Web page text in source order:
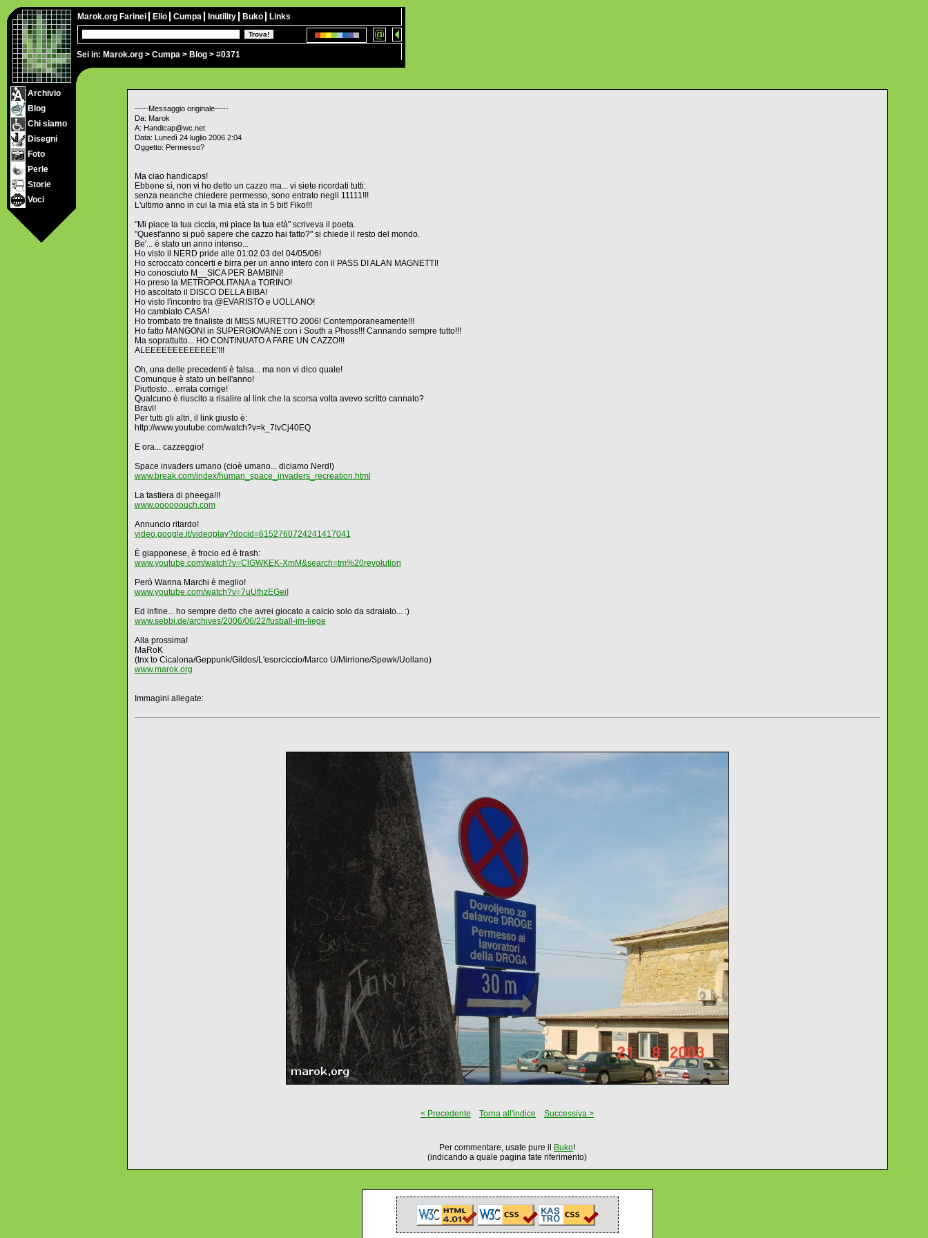
Sei in: Marok.org > Cumpa > Blog > #0371
Marok.org Farinei Elio Cumpa Inutility Buko Links
Archivio
Blog
Chi siamo
Disegni
Foto
Perle
Storie
Voci
-----Messaggio originale-----
Da: Marok
A: Handicap@wc.net
Data: Lunedì 24 luglio 2006 2:04
Oggetto: Permesso?
Ma ciao handicaps!
Ebbene sì, non vi ho detto un cazzo ma... vi siete ricordati tutti:
senza neanche chiedere permesso, sono entrato negli 11111!!!
L'ultimo anno in cui la mia età sta in 5 bit! Fiko!!!
"Mi piace la tua ciccia, mi piace la tua età" scriveva il poeta.
"Quest'anno si può sapere che cazzo hai fatto?" si chiede il resto del mondo.
Be'... è stato un anno intenso...
Ho visto il NERD pride alle 01:02.03 del 04/05/06!
Ho scroccato concerti e birra per un anno intero con il PASS DI ALAN MAGNETTI!
Ho conosciuto M__SICA PER BAMBINI!
Ho preso la METROPOLITANA a TORINO!
Ho ascoltato il DISCO DELLA BIBA!
Ho visto l'incontro tra @EVARISTO e UOLLANO!
Ho cambiato CASA!
Ho trombato tre finaliste di MISS MURETTO 2006! Contemporaneamente!!!
Ho fatto MANGONI in SUPERGIOVANE con i South a Phoss!!! Cannando sempre tutto!!!
Ma soprattutto... HO CONTINUATO A FARE UN CAZZO!!!
ALEEEEEEEEEEEEE'!!!
Oh, una delle precedenti è falsa... ma non vi dico quale!
Comunque è stato un bell'anno!
Piuttosto... errata corrige!
Qualcuno è riuscito a risalire al link che la scorsa volta avevo scritto cannato?
Bravi!
Per tutti gli altri, il link giusto è:
http://www.youtube.com/watch?v=k_7tvCj40EQ
E ora... cazzeggio!
Space invaders umano (cioè umano... diciamo Nerd!)
www.break.com/index/human_space_invaders_recreation.html
La tastiera di pheega!!!
www.oooooouch.com
Annuncio ritardo!
video.google.it/videoplay?docid=6152760724241417041
È giapponese, è frocio ed è trash:
www.youtube.com/watch?v=ClGWKEK-XmM&search=tm%20revolution
Però Wanna Marchi è meglio!
www.youtube.com/watch?v=7uUfhzEGeiI
Ed infine... ho sempre detto che avrei giocato a calcio solo da sdraiato... :)
www.sebbi.de/archives/2006/06/22/fusball-im-liege
Alla prossima!
MaRoK
(tnx to Cicalona/Geppunk/Gildos/L'esorciccio/Marco U/Mirrione/Spewk/Uollano)
www.marok.org
Immagini allegate:
< Precedente Torna all'indice Successiva >
Per commentare, usate pure il Buko!
(indicando a quale pagina fate riferimento)